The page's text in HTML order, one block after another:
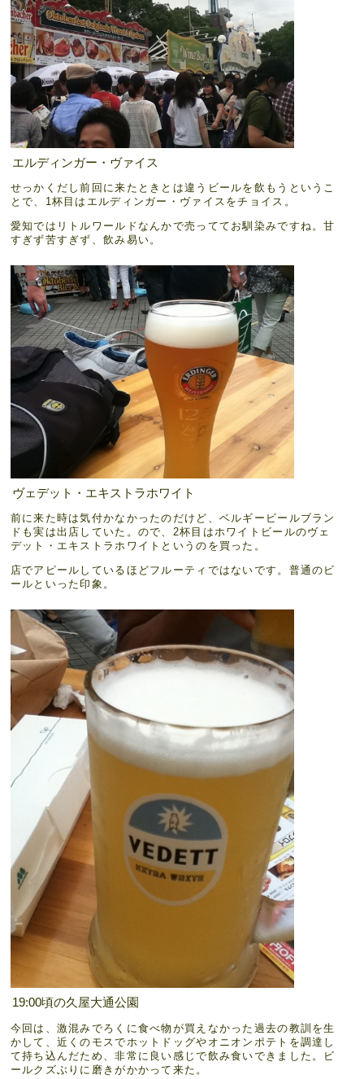
エルディンガー・ヴァイス
せっかくだし前回に来たときとは違うビールを飲もうというこ
とで、1杯目はエルディンガー・ヴァイスをチョイス。
愛知ではリトルワールドなんかで売っててお馴染みですね。甘
すぎず苦すぎず、飲み易い。
ヴェデット・エキストラホワイト
前に来た時は気付かなかったのだけど、ベルギービールブラン
ドも実は出店していた。ので、2杯目はホワイトビールのヴェ
デット・エキストラホワイトというのを買った。
店でアピールしているほどフルーティではないです。普通のビ
ールといった印象。
19:00頃の久屋大通公園
今回は、激混みでろくに食べ物が買えなかった過去の教訓を生
かして、近くのモスでホットドッグやオニオンポテトを調達し
て持ち込んだため、非常に良い感じで飲み食いできました。ビ
ールクズぶりに磨きがかかって来た。